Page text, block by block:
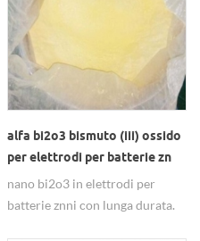
alfa bi2o3 bismuto (iii) ossido
per elettrodi per batterie zn
nano bi2o3 in elettrodi per
batterie znni con lunga durata.